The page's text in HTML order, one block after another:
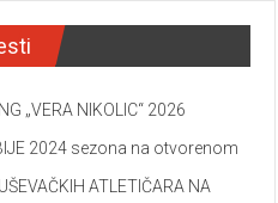
„VERA NIKOLIC“ 2026
2024 sezona na otvorenom
ATLETIČARA NA